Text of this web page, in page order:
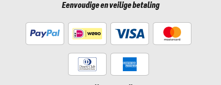
Eenvoudige en veilige betaling